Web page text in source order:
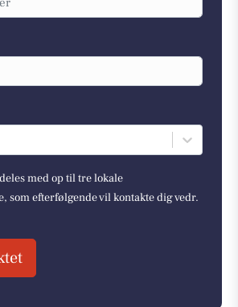
med op til tre lokale
som efterfølgende vil kontakte dig vedr.